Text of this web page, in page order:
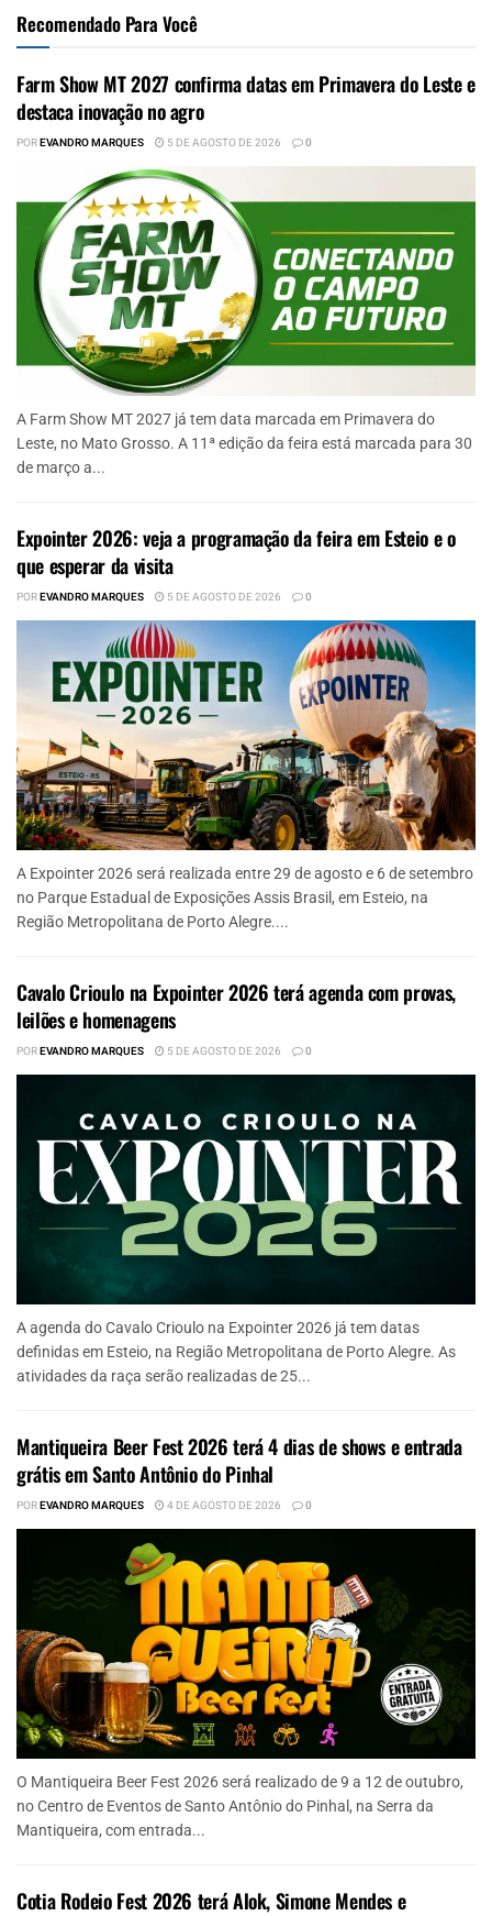
Recomendado Para Você
Farm Show MT 2027 confirma datas em Primavera do Leste e
destaca inovação no agro
POREVANDRO MARQUES 5 DE AGOSTO DE 2026 0
A Farm Show MT 2027 já tem data marcada em Primavera do
Leste, no Mato Grosso. A 11ª edição da feira está marcada para 30
de março a...
Expointer 2026: veja a programação da feira em Esteio e o
que esperar da visita
POREVANDRO MARQUES 5 DE AGOSTO DE 2026 0
A Expointer 2026 será realizada entre 29 de agosto e 6 de setembro
no Parque Estadual de Exposições Assis Brasil, em Esteio, na
Região Metropolitana de Porto Alegre....
Cavalo Crioulo na Expointer 2026 terá agenda com provas,
leilões e homenagens
POREVANDRO MARQUES 5 DE AGOSTO DE 2026 0
A agenda do Cavalo Crioulo na Expointer 2026 já tem datas
definidas em Esteio, na Região Metropolitana de Porto Alegre. As
atividades da raça serão realizadas de 25...
Mantiqueira Beer Fest 2026 terá 4 dias de shows e entrada
grátis em Santo Antônio do Pinhal
POREVANDRO MARQUES 4 DE AGOSTO DE 2026 0
O Mantiqueira Beer Fest 2026 será realizado de 9 a 12 de outubro,
no Centro de Eventos de Santo Antônio do Pinhal, na Serra da
Mantiqueira, com entrada...
Cotia Rodeio Fest 2026 terá Alok, Simone Mendes e